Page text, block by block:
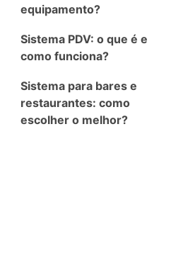
equipamento?
Sistema PDV: o que é e
como funciona?
Sistema para bares e
restaurantes: como
escolher o melhor?